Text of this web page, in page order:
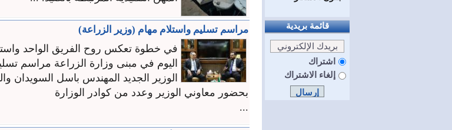
مراسم تسليم واستلام مهام (وزير الزراعة)
في خطوة تعكس روح الفريق الواحد
اليوم في مبنى وزارة الزراعة مراسم
الوزير الجديد المهندس باسل السويدان
بحضور معاوني الوزير وعدد من كوادر الوزارة
...
قائمة بريدية
اشتراك
إلغاء الاشتراك